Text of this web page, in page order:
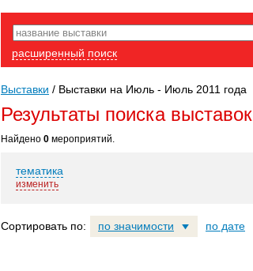
расширенный поиск
Выставки / Выставки на Июль - Июль 2011 года
Результаты поиска выставок
Найдено 0 мероприятий.
тематика
изменить
Сортировать по: по значимости по дате